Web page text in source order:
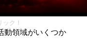
ク！
動領域がいくつか